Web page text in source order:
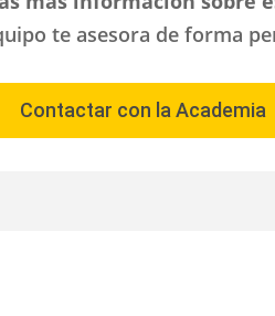
te asesora de forma
Contactar con la Academia